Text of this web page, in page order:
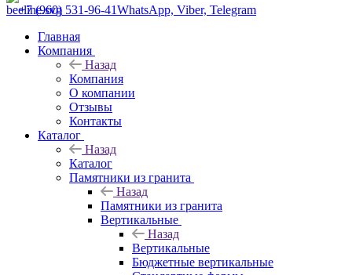
+7 (960) 531-96-41WhatsApp, Viber, Telegram
Главная
Компания
Назад
Компания
О компании
Отзывы
Контакты
Каталог
Назад
Каталог
Памятники из гранита
Назад
Памятники из гранита
Вертикальные
Назад
Вертикальные
Бюджетные вертикальные